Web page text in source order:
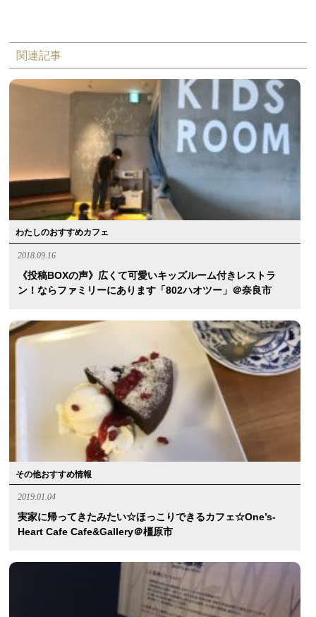
関連記事
わたしのおすすめカフェ
2018.09.16
《投稿BOXの声》広くて可愛いキッズルーム付きレストラ
ン！ならファミリーにあります「802ハオツー」＠奈良市
その他おすすめ情報
2019.01.04
実家に帰ってきたみたい☆ほっこりできるカフェ☆One’s-
Heart Cafe Cafe&Gallery＠橿原市